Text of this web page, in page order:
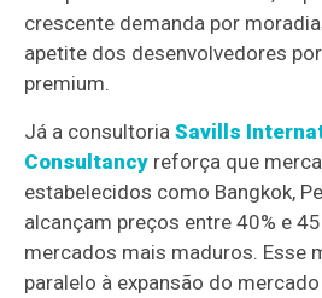
crescente demanda por
apetite dos desenvolvedores
premium.
Já a consultoria Savills
Consultancy reforça que
estabelecidos como Bangkok,
alcançam preços entre 40% e
mercados mais maduros. Esse
paralelo à expansão do